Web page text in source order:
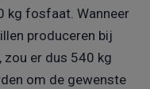
kg fosfaat. Wanneer
produceren bij
zou er dus 540 kg
om de gewenste